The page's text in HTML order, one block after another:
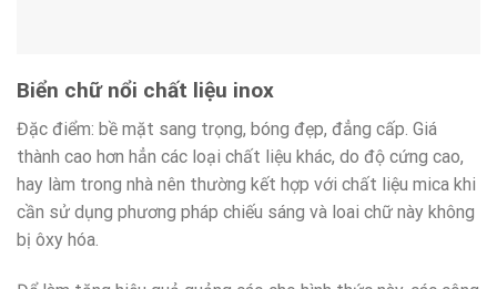
Biển chữ nổi chất liệu inox
Đặc điểm: bề mặt sang trọng, bóng đẹp, đẳng cấp. Giá
thành cao hơn hẳn các loại chất liệu khác, do độ cứng cao,
hay làm trong nhà nên thường kết hợp với chất liệu mica khi
cần sử dụng phương pháp chiếu sáng và loai chữ này không
bị ôxy hóa.